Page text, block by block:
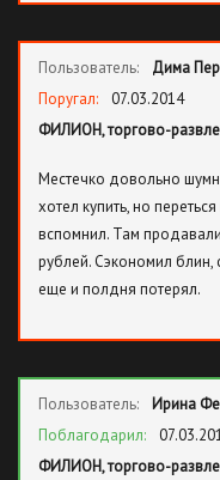
металлический пруты, а
желающие заедут на 1-ом
касается шоппинга, то и
магазинов закрыта,
постоять у закрытых
обращаю внимание на то,
вкладывать средства, а
оказываете услуги и
ощущать противные
Пользователь:
Дима
Поругал:
07.03.2014
ФИЛИОН, торгово-
Местечко довольно
хотел купить, но
вспомнил. Там
рублей. Сэкономил блин,
еще и полдня потерял.
Пользователь:
Ирина
Поблагодарил:
ФИЛИОН, торгово-